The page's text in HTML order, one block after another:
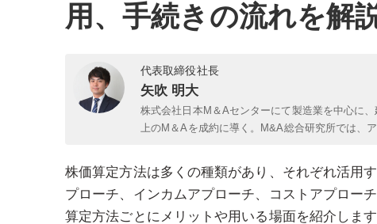
用、手続きの流れを解
代表取締役社長
矢吹 明大
株式会社日本M＆Aセンターにて製造業を中心に
上のM＆Aを成約に導く。M&A総合研究所では、
株価算定方法は多くの種類があり、それぞれ活用
プローチ、インカムアプローチ、コストアプロー
算定方法ごとにメリットや用いる場面を紹介します